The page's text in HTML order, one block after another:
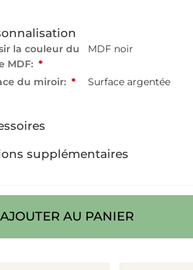
la couleur du
MDF: *
MDF noir
du miroir: * Surface argentée
supplémentaires
AJOUTER AU PANIER